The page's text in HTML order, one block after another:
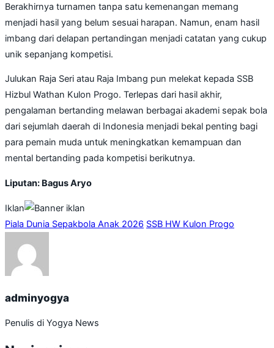
Berakhirnya turnamen tanpa satu kemenangan memang
menjadi hasil yang belum sesuai harapan. Namun, enam hasil
imbang dari delapan pertandingan menjadi catatan yang cukup
unik sepanjang kompetisi.
Julukan Raja Seri atau Raja Imbang pun melekat kepada SSB
Hizbul Wathan Kulon Progo. Terlepas dari hasil akhir,
pengalaman bertanding melawan berbagai akademi sepak bola
dari sejumlah daerah di Indonesia menjadi bekal penting bagi
para pemain muda untuk meningkatkan kemampuan dan
mental bertanding pada kompetisi berikutnya.
Liputan: Bagus Aryo
Iklan
Piala Dunia Sepakbola Anak 2026 SSB HW Kulon Progo
adminyogya
Penulis di Yogya News